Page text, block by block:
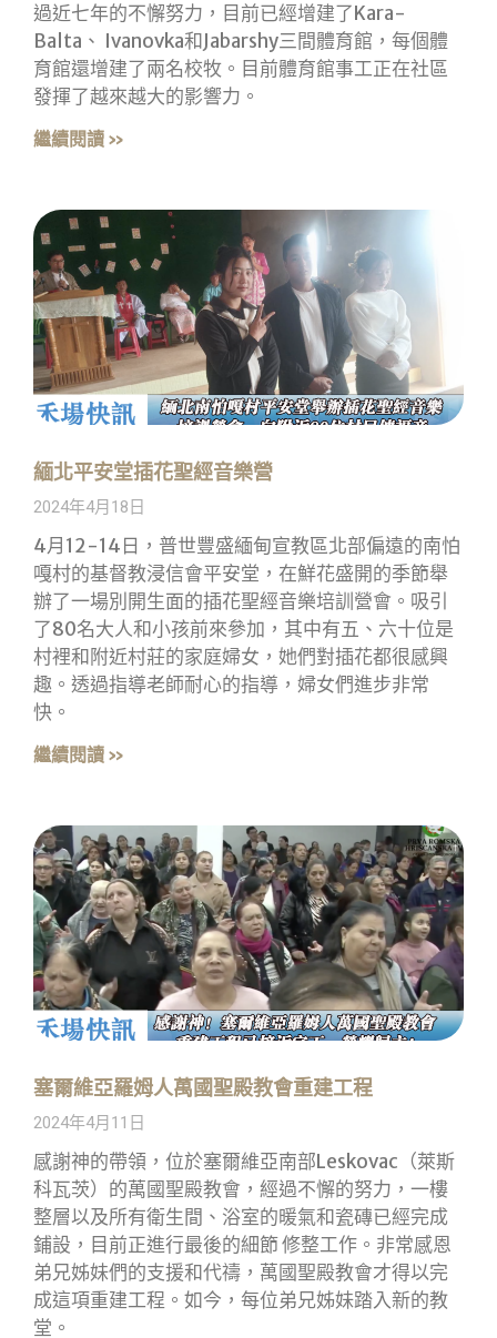
過近七年的不懈努力，目前已經增建了Kara-
Balta、 Ivanovka和Jabarshy三間體育館，每個體
育館還增建了兩名校牧。目前體育館事工正在社區
發揮了越來越大的影響力。
繼續閱讀 »
緬北平安堂插花聖經音樂營
2024年4月18日
4月12-14日，普世豐盛緬甸宣教區北部偏遠的南怕
嘎村的基督教浸信會平安堂，在鮮花盛開的季節舉
辦了一場別開生面的插花聖經音樂培訓營會。吸引
了80名大人和小孩前來參加，其中有五、六十位是
村裡和附近村莊的家庭婦女，她們對插花都很感興
趣。透過指導老師耐心的指導，婦女們進步非常
快。
繼續閱讀 »
塞爾維亞羅姆人萬國聖殿教會重建工程
2024年4月11日
感謝神的帶領，位於塞爾維亞南部Leskovac（萊斯
科瓦茨）的萬國聖殿教會，經過不懈的努力，一樓
整層以及所有衛生間、浴室的暖氣和瓷磚已經完成
鋪設，目前正進行最後的細節 修整工作。非常感恩
弟兄姊妹們的支援和代禱，萬國聖殿教會才得以完
成這項重建工程。如今，每位弟兄姊妹踏入新的教
堂。